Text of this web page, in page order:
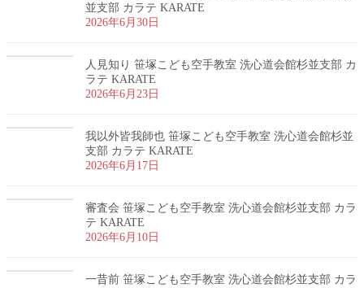
並支部 カラテ KARATE
2026年6月30日
人見知り 笹塚こども空手教室 洗心道会館杉並支部 カ
ラテ KARATE
2026年6月23日
我以外皆我師也 笹塚こども空手教室 洗心道会館杉並
支部 カラテ KARATE
2026年6月17日
審査会 笹塚こども空手教室 洗心道会館杉並支部 カラ
テ KARATE
2026年6月10日
一昔前 笹塚こども空手教室 洗心道会館杉並支部 カラ